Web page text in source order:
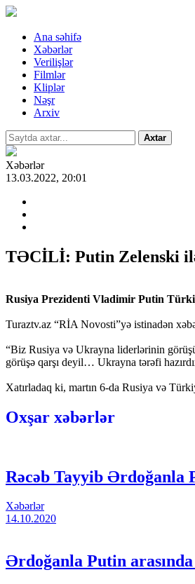
Ana səhifə
Xəbərlər
Verilişlər
Filmlər
Kliplər
Nəşr
Arxiv
Axtar
Xəbərlər
13.03.2022, 20:01
TƏCİLİ: Putin Zelenski
Rusiya Prezidenti Vladimir Putin
Turaztv.az “RİA Novosti”yə istinadən
“Biz Rusiya və Ukrayna liderlərinin
görüşə qarşı deyil… Ukrayna tərəfi
Xatırladaq ki, martın 6-da Rusiya və
Oxşar xəbərlər
Rəcəb Tayyib Ərdoğanla
Xəbərlər
14.10.2020
Ərdoğanla Putin arasında